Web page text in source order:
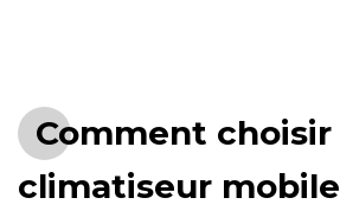
Comment choisir
climatiseur